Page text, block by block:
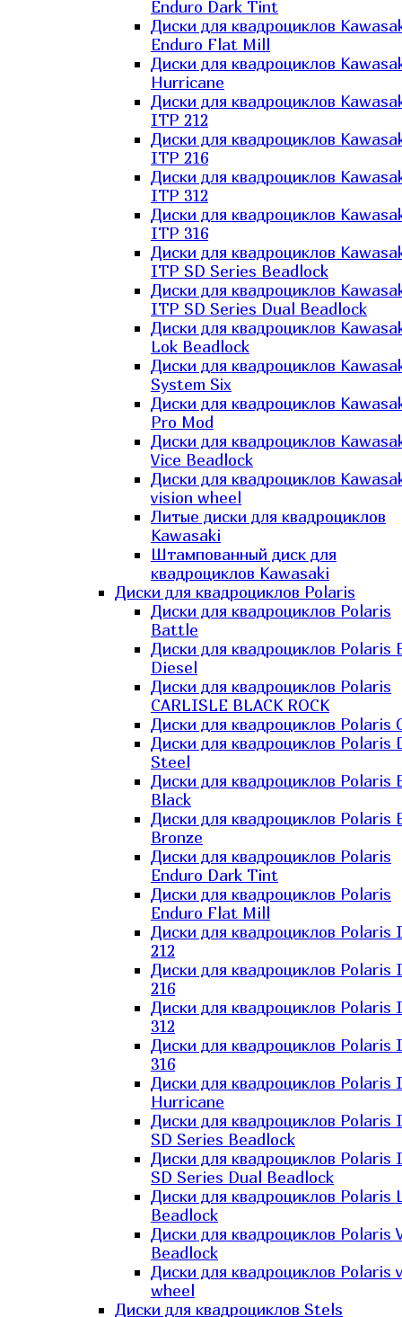
Enduro Dark Tint
Диски для квадроциклов
Enduro Flat Mill
Диски для квадроциклов
Hurricane
Диски для квадроциклов
ITP 212
Диски для квадроциклов
ITP 216
Диски для квадроциклов
ITP 312
Диски для квадроциклов
ITP 316
Диски для квадроциклов
ITP SD Series Beadlock
Диски для квадроциклов
ITP SD Series Dual Beadlock
Диски для квадроциклов
Lok Beadlock
Диски для квадроциклов
System Six
Диски для квадроциклов
Pro Mod
Диски для квадроциклов
Vice Beadlock
Диски для квадроциклов
vision wheel
Литые диски для квадроциклов
Kawasaki​
Штампованный диск для
квадроциклов Kawasaki​
Диски для квадроциклов Polaris
Диски для квадроциклов Polaris
Battle
Диски для квадроциклов Polaris
Diesel
Диски для квадроциклов Polaris
CARLISLE BLACK ROCK
Диски для квадроциклов Polaris
Диски для квадроциклов Polaris
Steel
Диски для квадроциклов Polaris
Black
Диски для квадроциклов Polaris
Bronze
Диски для квадроциклов Polaris
Enduro Dark Tint
Диски для квадроциклов Polaris
Enduro Flat Mill
Диски для квадроциклов Polaris
212
Диски для квадроциклов Polaris
216
Диски для квадроциклов Polaris
312
Диски для квадроциклов Polaris
316
Диски для квадроциклов Polaris
Hurricane
Диски для квадроциклов Polaris
SD Series Beadlock
Диски для квадроциклов Polaris
SD Series Dual Beadlock
Диски для квадроциклов Polaris
Beadlock
Диски для квадроциклов Polaris
Beadlock
Диски для квадроциклов Polaris
wheel
Диски для квадроциклов Stels